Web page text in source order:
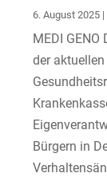
6. August 2025 |
MEDI
der
Bürgern in